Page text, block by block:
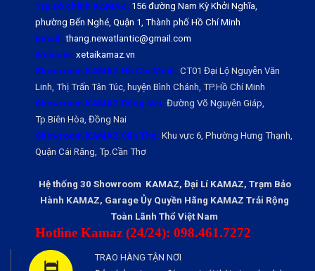
Trụ sở chính KAMAZ: 156 đường Nam Kỳ Khởi Nghĩa,
phường Bến Nghé, Quận 1, Thành phố Hồ Chí Minh
Email: thang.newatlantic@gmail.com
Website: xetaikamaz.vn
Showroom KAMAZ Hồ Chí Minh: CT01 Đại Lộ Nguyễn Văn
Linh, Thị Trấn Tân Túc, huyện Bình Chánh, TP.Hồ Chí Minh
Showroom KAMAZ Đồng Nai: Đường Võ Nguyên Giáp,
Tp.Biên Hòa, Đồng Nai
Showroom KAMAZ Cần Thơ: Khu vực 6, Phường Hưng Thạnh,
Quận Cái Răng, Tp.Cần Thơ
Hệ thống 30 Showroom KAMAZ, Đại Lí KAMAZ, Trạm Bảo
Hành KAMAZ, Garage Ủy Quyền Hãng KAMAZ Trải Rộng
Toàn Lãnh Thổ Việt Nam
Hotline Kamaz (24/24): 098.461.7272
TRAO HÀNG TẬN NƠI